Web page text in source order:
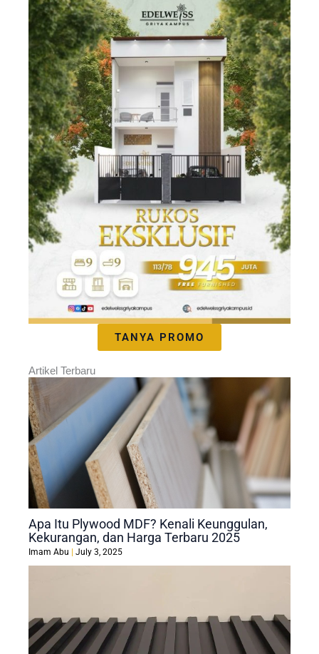
TANYA PROMO
Artikel Terbaru
Apa Itu Plywood MDF? Kenali Keunggulan,
Kekurangan, dan Harga Terbaru 2025
Imam Abu July 3, 2025